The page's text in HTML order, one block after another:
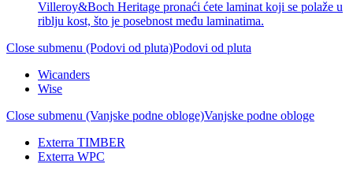
Villeroy&Boch Heritage pronaći ćete laminat koji se polaže u
riblju kost, što je posebnost među laminatima.
Close submenu (Podovi od pluta)Podovi od pluta
Wicanders
Wise
Close submenu (Vanjske podne obloge)Vanjske podne obloge
Exterra TIMBER
Exterra WPC